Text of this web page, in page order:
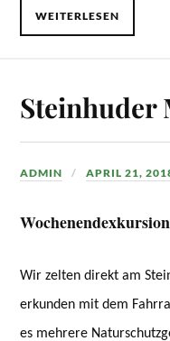
WEITERLESEN
Steinhuder
ADMIN APRIL 21,
Wir zelten direkt am
erkunden mit dem
es mehrere